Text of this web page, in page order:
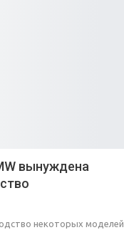
вынуждена
некоторых моделей